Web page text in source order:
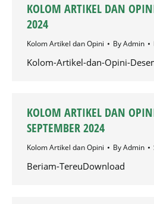
KOLOM ARTIKEL DAN
2024
Kolom Artikel dan Opini ByAdmin
Kolom-Artikel-dan-Opini-
KOLOM ARTIKEL DAN
SEPTEMBER 2024
Kolom Artikel dan Opini ByAdmin
Beriam-TereuDownload